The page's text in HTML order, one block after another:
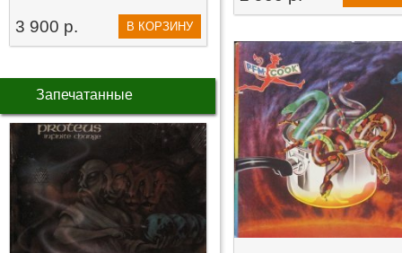
3 900 р. В КОРЗИНУ
Запечатанные